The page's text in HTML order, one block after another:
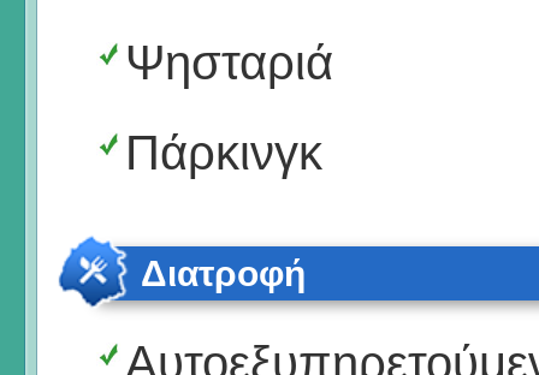
Ψησταριά
Πάρκινγκ
Διατροφή